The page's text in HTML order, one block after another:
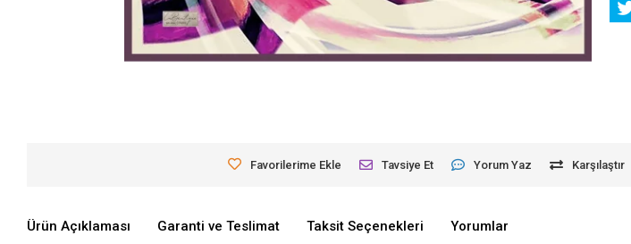
Favorilerime Ekle Tavsiye Et Yorum Yaz Karşılaştır
Ürün Açıklaması Garanti ve Teslimat Taksit Seçenekleri Yorumlar